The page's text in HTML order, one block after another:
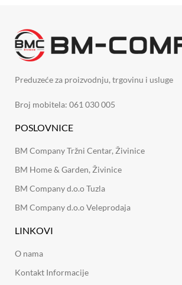
Preduzeće za proizvodnju, trgovinu i usluge
Broj mobitela: 061 030 005
POSLOVNICE
BM Company Tržni Centar, Živinice
BM Home & Garden, Živinice
BM Company d.o.o Tuzla
BM Company d.o.o Veleprodaja
LINKOVI
O nama
Kontakt Informacije